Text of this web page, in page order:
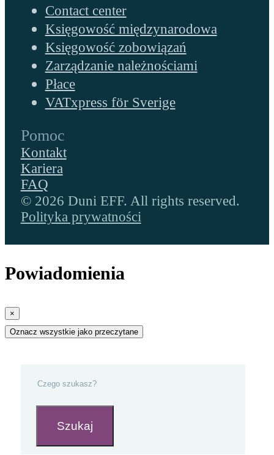
Contact center
Księgowość międzynarodowa
Księgowość zobowiązań
Zarządzanie należnościami
Płace
VATxpress för Sverige
Pomoc
Kontakt
Kariera
FAQ
© 2026 Duni EFF. All rights reserved.
Polityka prywatności
Powiadomienia
×
Oznacz wszystkie jako przeczytane
Szukaj